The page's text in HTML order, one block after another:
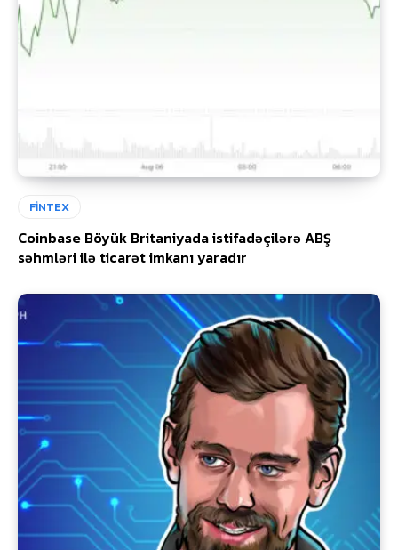
FİNTEX
Coinbase Böyük Britaniyada istifadəçilərə ABŞ
səhmləri ilə ticarət imkanı yaradır